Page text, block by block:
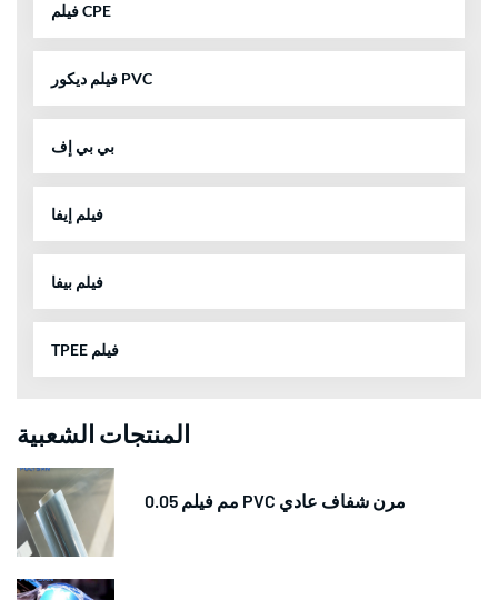
فيلم CPE
فيلم ديكور PVC
بي بي إف
فيلم إيفا
فيلم بيفا
TPEE فيلم
المنتجات الشعبية
0.05 مم فيلم PVC مرن شفاف عادي